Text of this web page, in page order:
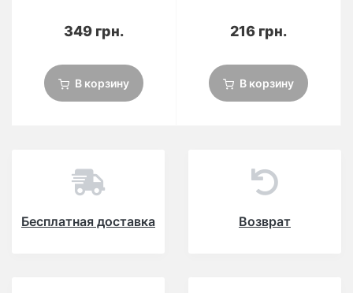
349 грн.
В корзину
216 грн.
В корзину
Бесплатная доставка Возврат